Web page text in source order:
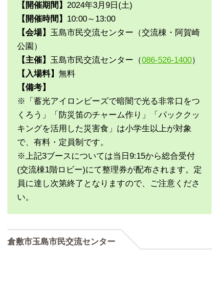
【開催期間】 2024年3月9日(土)
【開催時間】 10:00～13:00
【会場】 玉島市民交流センター（交流棟・阿賀崎
公園）
【主催】 玉島市民交流センター（086-526-1400）
【入場料】 無料
【備考】
※「蓄光アイロンビーズで暗闇で光る非常口をつ
くろう」「防災笛のチャーム作り」「パッククッ
キングを活用した災害食」は小学生以上が対象
で、有料・定員制です。
※上記3ブースについては当日9:15から総合受付
(交流棟1階ロビー)にて整理券が配布されます。定
員に達し次第終了となりますので、ご注意くださ
い。
倉敷市玉島市民交流センター